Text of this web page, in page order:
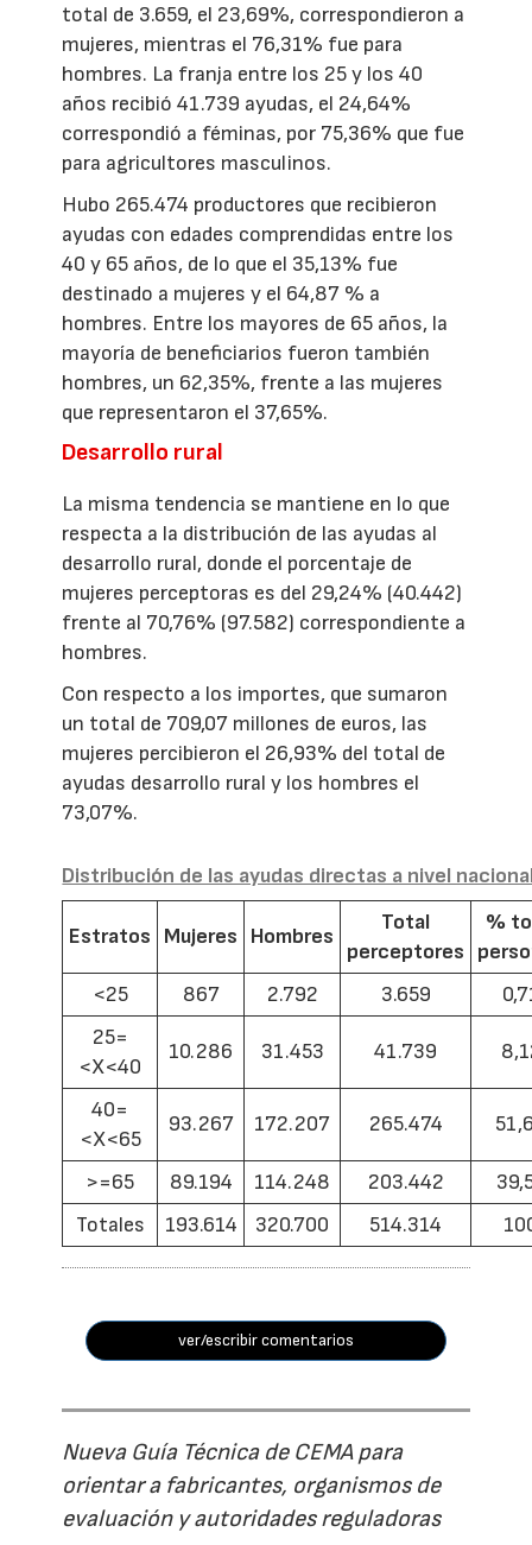
total de 3.659, el 23,69%, correspondieron a
mujeres, mientras el 76,31% fue para
hombres. La franja entre los 25 y los 40
años recibió 41.739 ayudas, el 24,64%
correspondió a féminas, por 75,36% que fue
para agricultores masculinos.
Hubo 265.474 productores que recibieron
ayudas con edades comprendidas entre los
40 y 65 años, de lo que el 35,13% fue
destinado a mujeres y el 64,87 % a
hombres. Entre los mayores de 65 años, la
mayoría de beneficiarios fueron también
hombres, un 62,35%, frente a las mujeres
que representaron el 37,65%.
Desarrollo rural
La misma tendencia se mantiene en lo que
respecta a la distribución de las ayudas al
desarrollo rural, donde el porcentaje de
mujeres perceptoras es del 29,24% (40.442)
frente al 70,76% (97.582) correspondiente a
hombres.
Con respecto a los importes, que sumaron
un total de 709,07 millones de euros, las
mujeres percibieron el 26,93% del total de
ayudas desarrollo rural y los hombres el
73,07%.
Distribución de las ayudas directas a nivel
Estratos Mujeres Hombres
Total
perceptores
%
<25
867 2.792 3.659
25=
<X<40
10.286 31.453 41.739
40=
<X<65
93.267 172.207 265.474
>=65 89.194 114.248 203.442
Totales
193.614 320.700 514.314
ver/escribir comentarios
Nueva Guía Técnica de CEMA para
orientar a fabricantes, organismos de
evaluación y autoridades reguladoras